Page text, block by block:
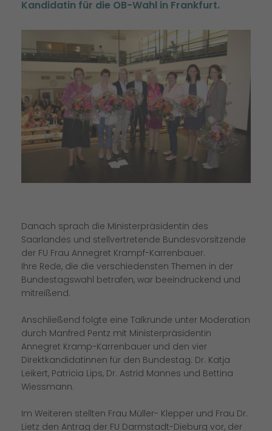
Kandidatin für die OB-Wahl in Frankfurt.
Danach sprach die Ministerpräsidentin des
Saarlandes und stellvertretende Bundesvorsitzende
der FU Frau Annegret Krampf-Karrenbauer.
Ihre Rede, die die verschiedensten Themen in der
Bundestagswahl betrafen, war beeindruckend und
mitreißend.
Anschließend folgte eine Talkrunde unter Moderation
durch Manfred Pentz mit Ministerpräsidentin
Annegret Kramp-Karrenbauer und den vier
Direktkandidatinnen für den Bundestag: Dr. Katja
Leikert, Patricia Lips, Dr. Astrid Mannes und Bettina
Wiessmann.
Im Weiteren stellten Frau Müller- Klepper und Frau Dr.
Lietz den Antrag der FU Darmstadt-Dieburg vor, der